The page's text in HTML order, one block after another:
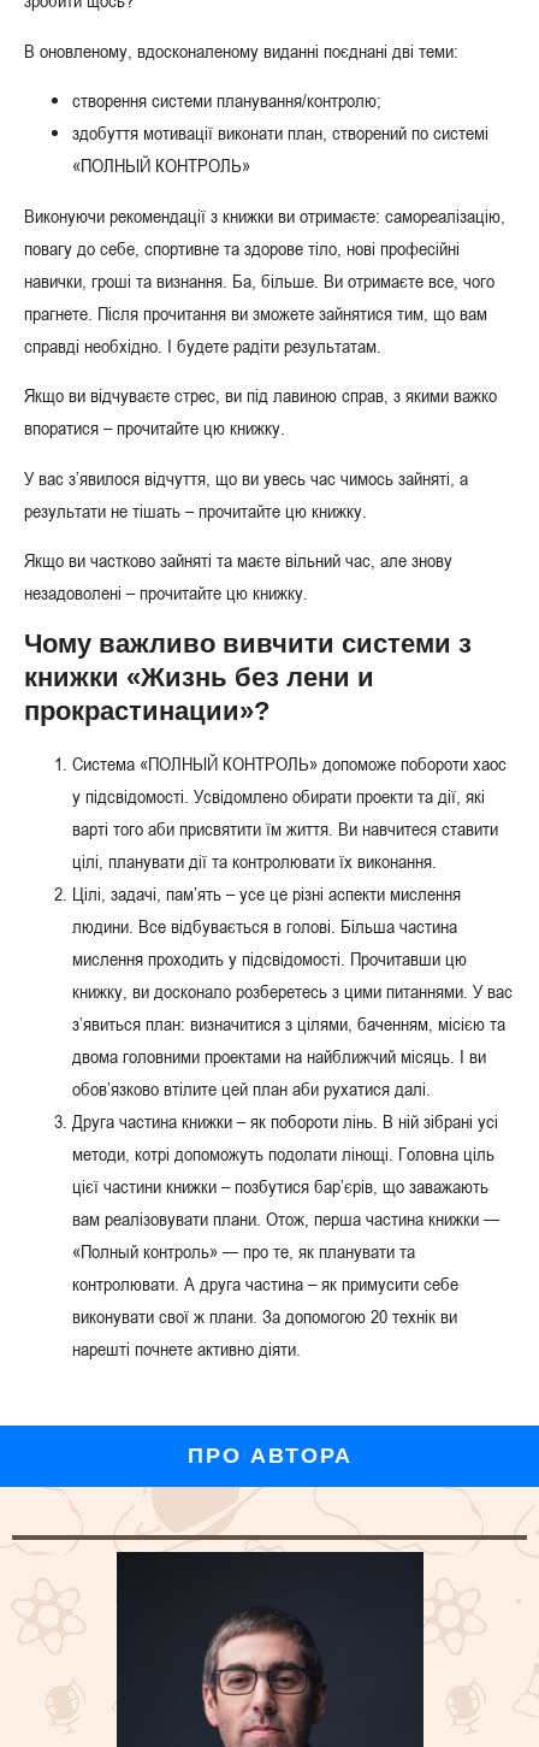
В оновленому, вдосконаленому виданні поєднані дві теми:
створення системи планування/контролю;
здобуття мотивації виконати план, створений по системі
«ПОЛНЫЙ КОНТРОЛЬ»
Виконуючи рекомендації з книжки ви отримаєте: самореалізацію,
повагу до себе, спортивне та здорове тіло, нові професійні
навички, гроші та визнання. Ба, більше. Ви отримаєте все, чого
прагнете. Після прочитання ви зможете зайнятися тим, що вам
справді необхідно. І будете радіти результатам.
Якщо ви відчуваєте стрес, ви під лавиною справ, з якими важко
впоратися – прочитайте цю книжку.
У вас з’явилося відчуття, що ви увесь час чимось зайняті, а
результати не тішать – прочитайте цю книжку.
Якщо ви частково зайняті та маєте вільний час, але знову
незадоволені – прочитайте цю книжку.
Чому важливо вивчити системи з
книжки «Жизнь без лени и
прокрастинации»?
Система «ПОЛНЫЙ КОНТРОЛЬ» допоможе побороти хаос
у підсвідомості. Усвідомлено обирати проекти та дії, які
варті того аби присвятити їм життя. Ви навчитеся ставити
цілі, планувати дії та контролювати їх виконання.
Цілі, задачі, пам’ять – усе це різні аспекти мислення
людини. Все відбувається в голові. Більша частина
мислення проходить у підсвідомості. Прочитавши цю
книжку, ви досконало розберетесь з цими питаннями. У вас
з’явиться план: визначитися з цілями, баченням, місією та
двома головними проектами на найближчий місяць. І ви
обов’язково втілите цей план аби рухатися далі.
Друга частина книжки – як побороти лінь. В ній зібрані усі
методи, котрі допоможуть подолати лінощі. Головна ціль
цієї частини книжки – позбутися бар’єрів, що заважають
вам реалізовувати плани. Отож, перша частина книжки —
«Полный контроль» — про те, як планувати та
контролювати. А друга частина – як примусити себе
виконувати свої ж плани. За допомогою 20 технік ви
нарешті почнете активно діяти.
ПРО АВТОРА